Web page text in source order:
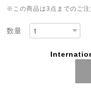
※この商品は3点までのご注
数量